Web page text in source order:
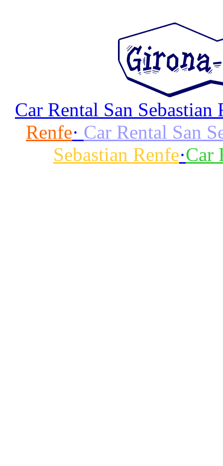
Car Rental San Sebastian
Renfe· Car Rental San
Sebastian Renfe·Car